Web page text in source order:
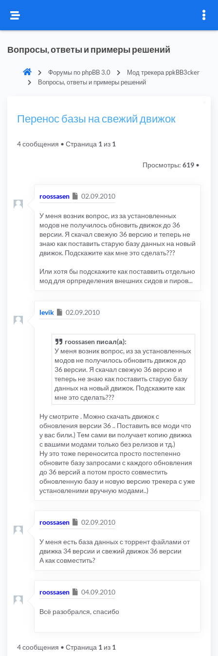
Вопросы, ответы и примеры решений
Форумы по phpBB 3.0
Мод трекера ppkBB3cker
Вопросы, ответы и примеры решений
Перенос базы на свежий движок
4 сообщения • Страница 1 из 1
Просмотры: 619 •
roossasen Сообщение
02.09.2010
У меня возник вопрос, из за установленных
модов не получилось обновить движок до 36
версии. Я скачал свежую 36 версию и теперь не
знаю как поставить старую базу данных на новый
движок. Подскажите как мне это сделать???
Или хотя бы подскажите как поставвить отдельно
мод для орпределения внешних сидов и пиров...
levik Сообщение
02.09.2010
roossasen писал(а):
У меня возник вопрос, из за установленных
модов не получилось обновить движок до
36 версии. Я скачал свежую 36 версию и
теперь не знаю как поставить старую базу
данных на новый движок. Подскажите как
мне это сделать???
Ну смотрите . Можно скачать движок с
обновления версии 36 .. Поставить все моди что
у вас били.) Тем сами ви получает копию движка
с вашими модами только без релизов и тд.)
Ну это тоже переноситса просто постепенно
обновите базу запросами с каждого обновления
до 36 версий а потом просто совместить
обновленную базу и новую версию трекера с уже
установленими вручную модами..)
roossasen Сообщение
02.09.2010
У меня есть база данных с торрент файлами от
движка 34 версии и свежий движок 36 версии
А как совместить?
roossasen Сообщение
04.09.2010
Всё разобрался, спасибо
4 сообщения • Страница 1 из 1